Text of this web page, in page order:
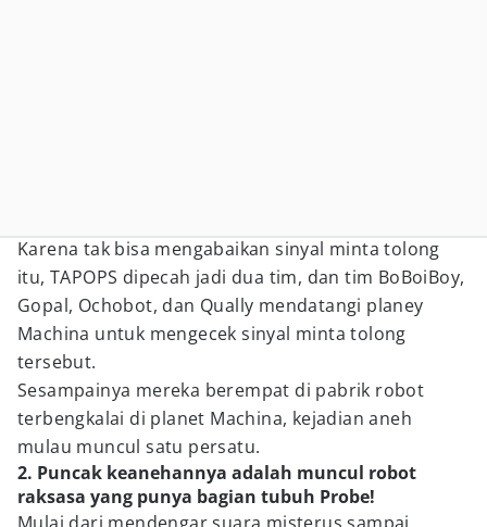
Karena tak bisa mengabaikan sinyal minta tolong
itu, TAPOPS dipecah jadi dua tim, dan tim BoBoiBoy,
Gopal, Ochobot, dan Qually mendatangi planey
Machina untuk mengecek sinyal minta tolong
tersebut.
Sesampainya mereka berempat di pabrik robot
terbengkalai di planet Machina, kejadian aneh
mulau muncul satu persatu.
2. Puncak keanehannya adalah muncul robot
raksasa yang punya bagian tubuh Probe!